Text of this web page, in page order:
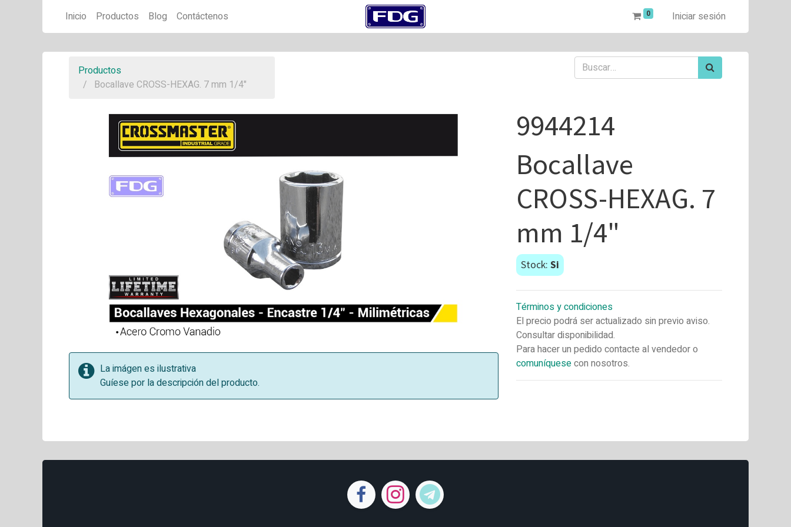
Inicio Productos Blog Contáctenos 0 Iniciar sesión
Productos
Bocallave CROSS-HEXAG. 7 mm 1/4"
La imágen es ilustrativa
Guíese por la descripción del producto.
9944214
Bocallave
CROSS-HEXAG. 7
mm 1/4"
Stock: Si
Términos y condiciones
El precio podrá ser actualizado sin previo aviso.
Consultar disponibilidad.
Para hacer un pedido contacte al vendedor o
comuníquesecon nosotros.